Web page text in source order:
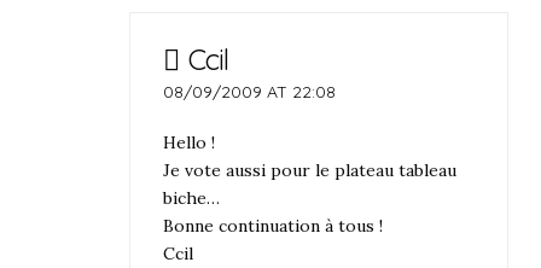
Ccil
08/09/2009 AT 22:08
Hello !
Je vote aussi pour le plateau tableau
biche…
Bonne continuation à tous !
Ccil